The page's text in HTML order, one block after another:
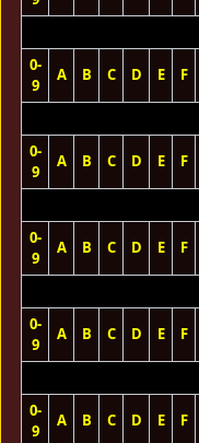
0-
9
A B C D E F
0-
9
A B C D E F
0-
9
A B C D E F
0-
9
A B C D E F
0-
9
A B C D E F